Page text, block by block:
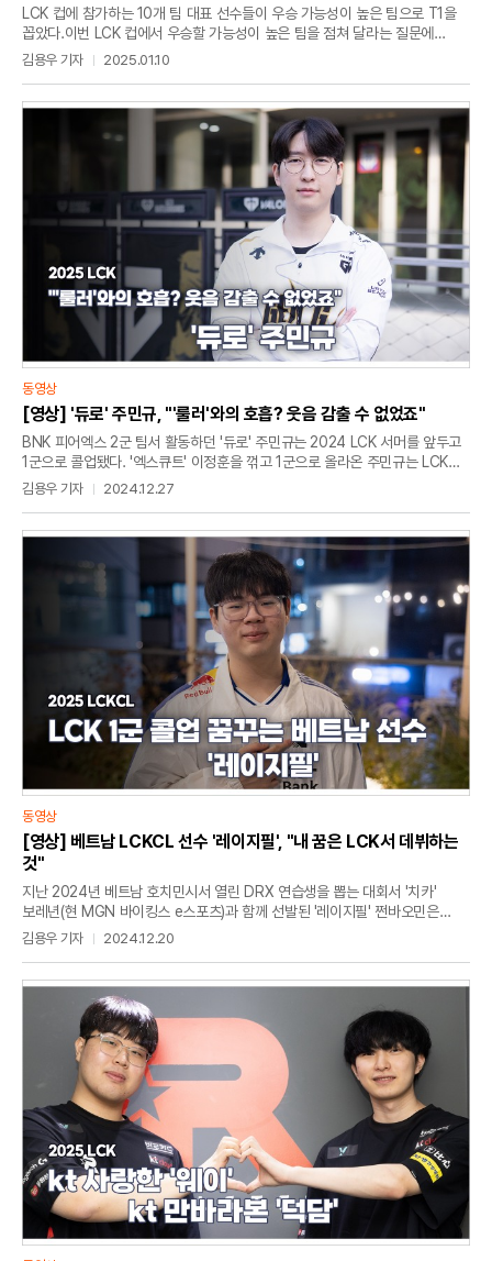
LCK 컵에 참가하는 10개 팀 대표 선수들이 우승 가능성이 높은 팀으로 T1을
꼽았다.이번 LCK 컵에서 우승할 가능성이 높은 팀을 점쳐 달라는 질문에
10명의 선수들 가운데 6명은 T1을 선택했고 '캐니언' 김건부와 '리헨즈'
뽑았고 T1이 4명, 한화생명e스포츠가 1명을 선택했다. 선수들이 우승 후보로
T1을 선택한 이유는 "롤드컵에서 보여준 적응력이 놀라웠고 '페이커' 이상혁의
챔피언 폭을 피어리스 드래프트로 막을 수 없기 때문"이었으며 감독들이
젠지의 우승을 점친 이유는 "젠지의 구성원
김용우 기자 2025.01.10
동영상
[영상] '듀로' 주민규, "'룰러'와의 호흡? 웃음 감출 수 없었죠"
BNK 피어엑스 2군 팀서 활동하던 '듀로' 주민규는 2024 LCK 서머를 앞두고
1군으로 콜업됐다. '엑스큐트' 이정훈을 꺾고 1군으로 올라온 주민규는 LCK
서머서 T1과 kt 롤스터를 꺾는 등 4연승을 달렸다. 이후 젠지e스포츠로
이적한 주민규는 '리헨즈' 손시우(농심 레드포스)를 대체하게 됐다. 징동
호흡을 맞추는 거에 대해 웃음을 감출 수 없었다"고 말했다.
김용우 기자 2024.12.27
동영상
[영상] 베트남 LCKCL 선수 '레이지필', "내 꿈은 LCK서 데뷔하는
것"
지난 2024년 베트남 호치민시서 열린 DRX 연습생을 뽑는 대회서 '치카'
보레년(현 MGN 바이킹스 e스포츠)과 함께 선발된 '레이지필' 쩐바오민은
3군인 DRX 신한은행에 입단한 '페이지필'은 LCK 아카데미 시리즈서
브리온에서 활약했던 '티롱' 당탄롱에 이어 두 번째이지만 로컬 선수로서
주전으로 활동하는 선수는 '레이지필'이 처음이다. 최근에 만난 '레이지필'은
"내가 첫 번째로 메인 로스터에 등록될 베트남 선수이기 때문에 그런 부분은
저로서 큰 의미가 있다"며 "LCKCL서 잘할 수 있도록 노력하겠
김용우 기자 2024.12.20